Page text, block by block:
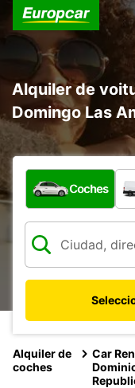
Alquiler de
Domingo Las
¿Qué tipo de
Coches
Alquiler de
coches
Car